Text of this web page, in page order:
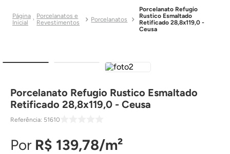
Porcelanatos e
Revestimentos
Porcelanatos
Porcelanato Refugio
Rustico Esmaltado
Retificado 28,8x119,0 -
Ceusa
Porcelanato Refugio Rustico Esmaltado
Retificado 28,8x119,0 - Ceusa
Referência: 51610
R$ 139,78